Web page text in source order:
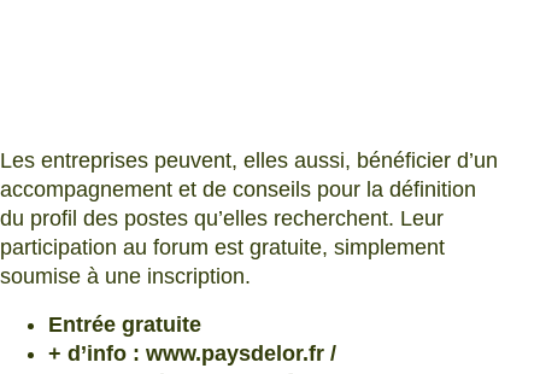
Les entreprises peuvent, elles aussi, bénéficier d’un
accompagnement et de conseils pour la définition
du profil des postes qu’elles recherchent. Leur
participation au forum est gratuite, simplement
soumise à une inscription.
Entrée gratuite
+ d’info : www.paysdelor.fr /